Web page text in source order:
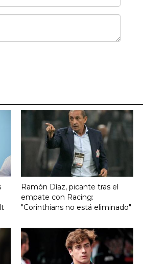
Ramón Díaz, picante tras el
empate con Racing:
"Corinthians no está eliminado"